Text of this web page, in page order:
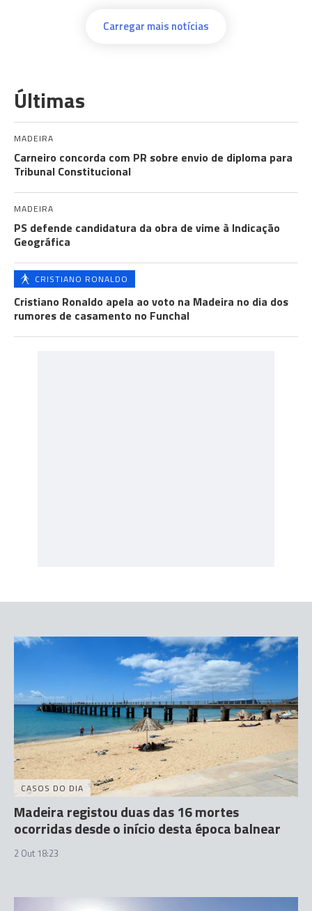
Carregar mais notícias
Últimas
MADEIRA
Carneiro concorda com PR sobre envio de diploma para
Tribunal Constitucional
MADEIRA
PS defende candidatura da obra de vime à Indicação
Geográfica
CRISTIANO RONALDO
Cristiano Ronaldo apela ao voto na Madeira no dia dos
rumores de casamento no Funchal
CASOS DO DIA
Madeira registou duas das 16 mortes
ocorridas desde o início desta época balnear
2 Out 18:23